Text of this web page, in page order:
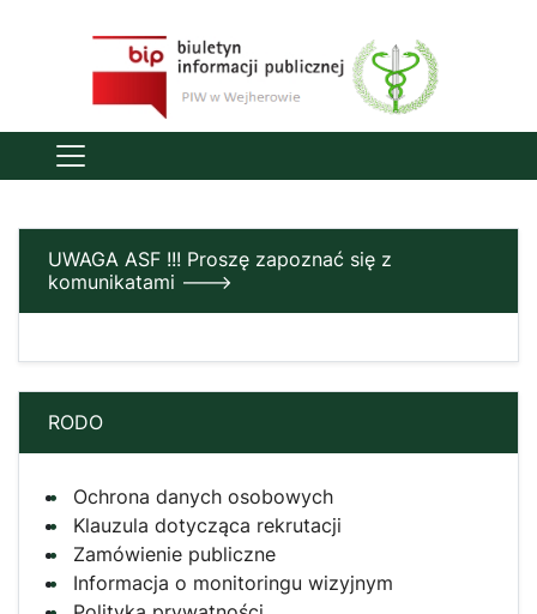
UWAGA ASF !!! Proszę zapoznać się z
komunikatami --->
RODO
Ochrona danych osobowych
Klauzula dotycząca rekrutacji
Zamówienie publiczne
Informacja o monitoringu wizyjnym